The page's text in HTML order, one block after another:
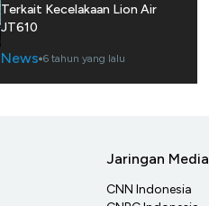
Terkait Kecelakaan Lion Air
JT610
News 6 tahun yang lalu
Jaringan Media
CNN Indonesia